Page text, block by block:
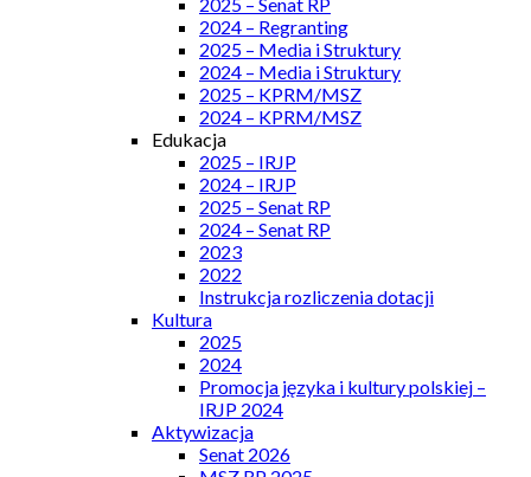
2024 – Regranting
2025 – Media i Struktury
2024 – Media i Struktury
2025 – KPRM/MSZ
2024 – KPRM/MSZ
Edukacja
2025 – IRJP
2024 – IRJP
2025 – Senat RP
2024 – Senat RP
2023
2022
Instrukcja rozliczenia dotacji
Kultura
2025
2024
Promocja języka i kultury polskiej –
IRJP 2024
Aktywizacja
Senat 2026